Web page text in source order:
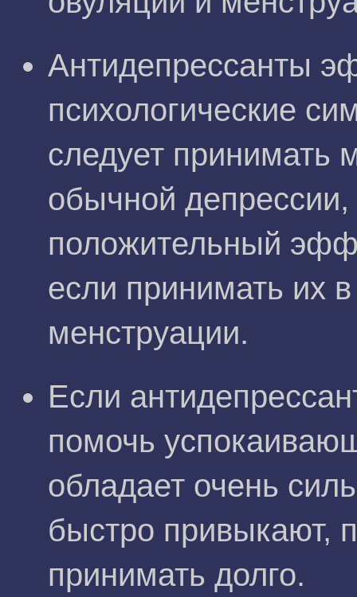
Антидепрессанты
психологические
следует
обычной депрессии,
положительный
если принимать их
менструации.
Если
помочь
обладает очень
быстро привыкают,
принимать долго.